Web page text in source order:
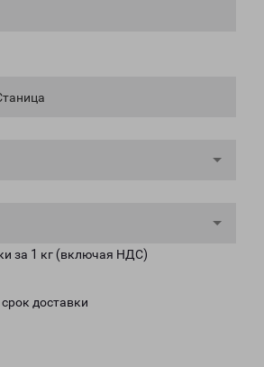
за 1 кг (включая НДС)
доставки